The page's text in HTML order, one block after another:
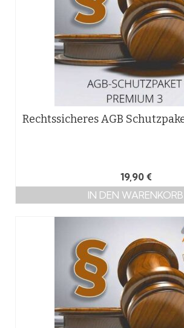
Rechtssicheres AGB
19,90 €
IN DEN WARENKORB